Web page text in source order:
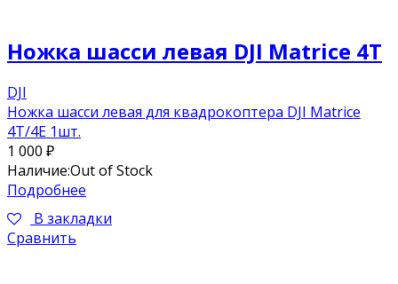
Ножка шасси левая DJI Matrice 4T
DJI
Ножка шасси левая для квадрокоптера DJI Matrice
4T/4E 1шт.
1 000 ₽
Наличие:Out of Stock
Подробнее
В закладки
Сравнить